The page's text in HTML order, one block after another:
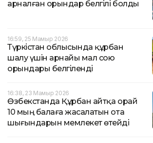
арналған орындар белгілі болды
16:59, 25 Мамыр 2026
Түркістан облысында құрбан
шалу үшін арнайы мал сою
орындары белгіленді
16:38, 23 Мамыр 2026
Өзбекстанда Құрбан айтқа орай
10 мың балаға жасалатын ота
шығындарын мемлекет өтейді